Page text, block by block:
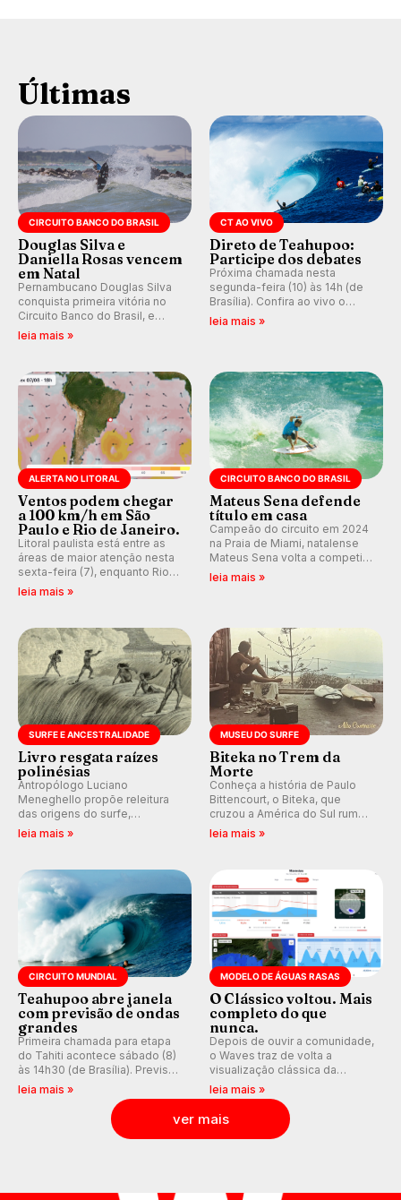
Últimas
CIRCUITO BANCO DO BRASIL
Douglas Silva e
Daniella Rosas vencem
em Natal
Pernambucano Douglas Silva
conquista primeira vitória no
Circuito Banco do Brasil, e
peruana Daniella Rosas vence
(RN).
leia mais »
CT AO VIVO
Direto de Teahupoo:
Participe dos debates
Próxima chamada nesta
segunda-feira (10) às 14h (de
Brasília). Confira ao vivo o
Outerknown Tahiti Pro 2026 e
leia mais »
ALERTA NO LITORAL
Ventos podem chegar
a 100 km/h em São
Paulo e Rio de Janeiro.
Litoral paulista está entre as
áreas de maior atenção nesta
sexta-feira (7), enquanto Rio
de Janeiro também recebe
km/h em Itanhaém.
leia mais »
CIRCUITO BANCO DO BRASIL
Mateus Sena defende
título em casa
Campeão do circuito em 2024
na Praia de Miami, natalense
Mateus Sena volta a competir
em casa em busca de manter a
leia mais »
SURFE E ANCESTRALIDADE
Livro resgata raízes
polinésias
Antropólogo Luciano
Meneghello propõe releitura
das origens do surfe,
resgatando a cultura polinésia
prática em esporte e indústria.
leia mais »
MUSEU DO SURFE
Biteka no Trem da
Morte
Conheça a história de Paulo
Bittencourt, o Biteka, que
cruzou a América do Sul rumo
ao Pacífico em uma jornada
leia mais »
CIRCUITO MUNDIAL
Teahupoo abre janela
com previsão de ondas
grandes
Primeira chamada para etapa
do Tahiti acontece sábado (8)
às 14h30 (de Brasília). Previsão
indica swell consistente.
Medina embarca para evento e
WSL divulga baterias, com
Kelly Slater convidado.
leia mais »
MODELO DE ÁGUAS RASAS
O Clássico voltou. Mais
completo do que
nunca.
Depois de ouvir a comunidade,
o Waves traz de volta a
visualização clássica da
previsão de águas rasas,
agora integrada à nova
plataforma e com previsão das
ondas para até 16 dias.
leia mais »
ver mais